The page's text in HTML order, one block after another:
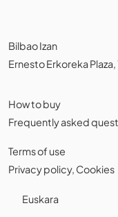
Bilbao Izan
Ernesto Erkoreka
How to buy
Frequently asked
Terms of use
Privacy policy, Cookies
Euskara